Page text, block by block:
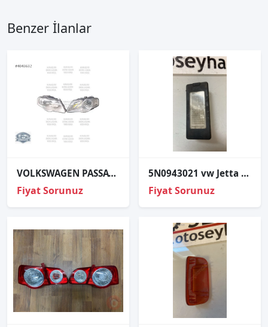
Benzer İlanlar
VOLKSWAGEN PASSAT SAĞ SOL FAR TAKIM ORJİNAL 3C0941005AA
Fiyat Sorunuz
5N0943021 vw Jetta 2011-2014 Arka Plaka Aydınlatma Lambası
Fiyat Sorunuz